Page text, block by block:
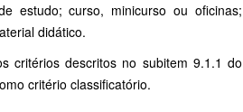
estudo; curso, minicurso ou oficinas;
didático.
critérios descritos no subitem 9.1.1 do
critério classificatório.